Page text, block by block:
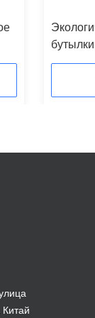
5 мл 15
бутылки